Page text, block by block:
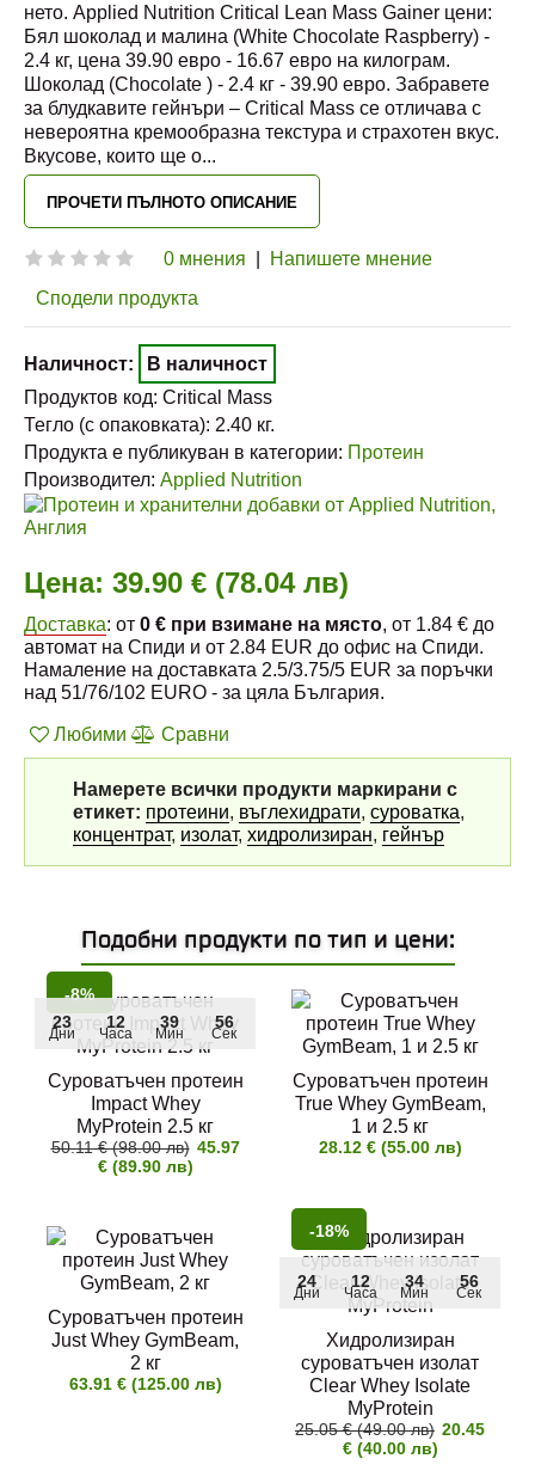
нето. Applied Nutrition Critical Lean Mass Gainer цени:
Бял шоколад и малина (White Chocolate Raspberry) -
2.4 кг, цена 39.90 евро - 16.67 евро на килограм.
Шоколад (Chocolate ) - 2.4 кг - 39.90 евро. Забравете
за блудкавите гейнъри – Critical Mass се отличава с
невероятна кремообразна текстура и страхотен вкус.
Вкусове, които ще о...
ПРОЧЕТИ ПЪЛНОТО ОПИСАНИЕ
0 мнения
Напишете мнение
Сподели продукта
Наличност:
В наличност
Продуктов код: Critical Mass
Тегло (с опаковката): 2.40 кг.
Продукта е публикуван в категории: Протеин
Производител: Applied Nutrition
Цена: 39.90 € (78.04 лв)
Доставка: от 0 € при взимане на място, от 1.84 € до
автомат на Спиди и от 2.84 EUR до офис на Спиди.
Намаление на доставката 2.5/3.75/5 EUR за поръчки
над 51/76/102 EURO - за цяла България.
Любими Сравни
Намерете всички продукти маркирани с
етикет: протеини, въглехидрати, суроватка,
концентрат, изолат, хидролизиран, гейнър
Подобни продукти по тип и цени:
-8%
23
Дни
12
Часа
39
Мин
54
Сек
Суроватъчен протеин
Impact Whey
MyProtein 2.5 кг
50.11 € (98.00 лв) 45.97
€ (89.90 лв)
Суроватъчен протеин
True Whey GymBeam,
1 и 2.5 кг
28.12 € (55.00 лв)
Суроватъчен протеин
Just Whey GymBeam,
2 кг
63.91 € (125.00 лв)
-18%
24
Дни
12
Часа
34
Мин
54
Сек
Хидролизиран
суроватъчен изолат
Clear Whey Isolate
MyProtein
25.05 € (49.00 лв) 20.45
€ (40.00 лв)